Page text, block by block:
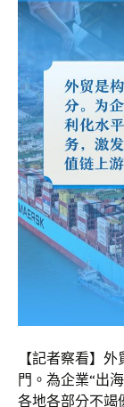
【記者察看】
門。為企業“出
各地各部分不竭